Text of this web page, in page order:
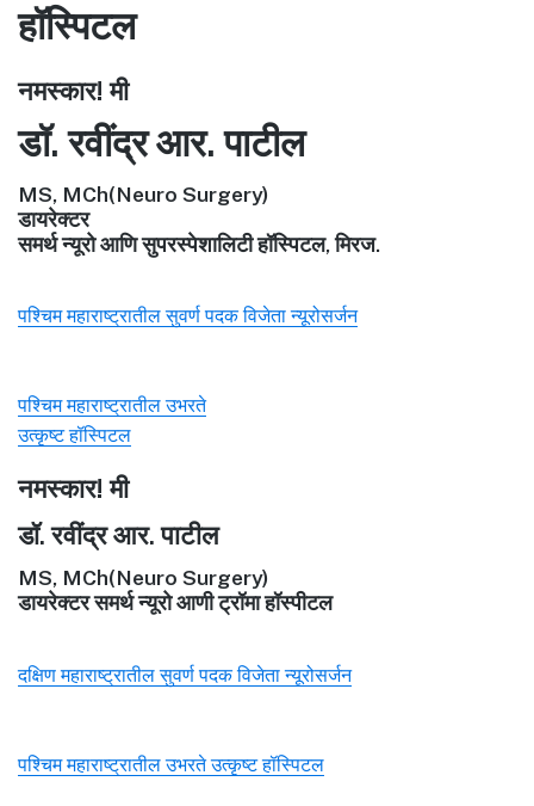
हॉस्पिटल
नमस्कार! मी
डॉ. रवींद्र आर. पाटील
MS, MCh(Neuro Surgery)
डायरेक्टर
समर्थ न्यूरो आणि सुपरस्पेशालिटी हॉस्पिटल, मिरज.
पश्चिम महाराष्ट्रातील सुवर्ण पदक विजेता न्यूरोसर्जन
पश्चिम महाराष्ट्रातील उभरते
उत्कृष्ट हॉस्पिटल
नमस्कार! मी
डॉ. रवींद्र आर. पाटील
MS, MCh(Neuro Surgery)
डायरेक्टर समर्थ न्यूरो आणी ट्रॉमा हॉस्पीटल
दक्षिण महाराष्ट्रातील सुवर्ण पदक विजेता न्यूरोसर्जन
पश्चिम महाराष्ट्रातील उभरते उत्कृष्ट हॉस्पिटल